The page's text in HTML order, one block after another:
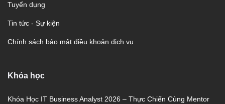
Tuyển dụng
Tin tức - Sự kiện
Chính sách bảo mật điều khoản dịch vụ
Khóa học
Khóa Học IT Business Analyst 2026 – Thực Chiến Cùng Mentor